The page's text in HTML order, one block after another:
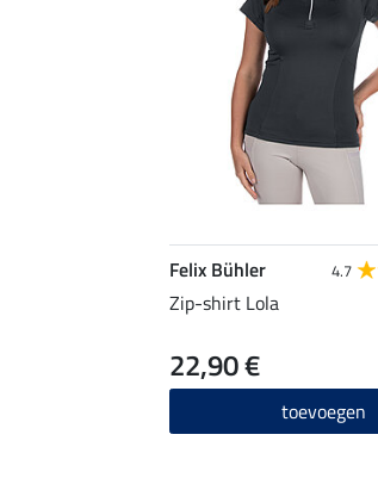
Felix Bühler 4.7
Zip-shirt Lola
22,90 €
toevoegen